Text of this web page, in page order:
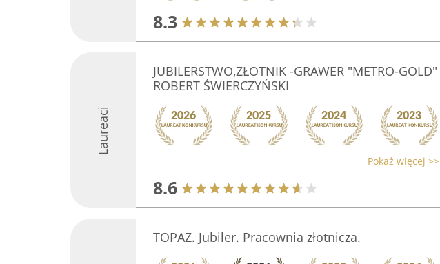
8.3
Laureaci
JUBILERSTWO,ZŁOTNIK -GRAWER "METRO-GOLD"
ROBERT ŚWIERCZYŃSKI
Pokaż więcej >>
8.6
TOPAZ. Jubiler. Pracownia złotnicza.